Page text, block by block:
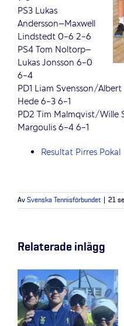
PS3 Lukas
Andersson–Maxwell
Lindstedt 0-6 2-6
PS4 Tom Noltorp–
Lukas Jonsson 6-0
6-4
PD1 Liam Svensson/
Hede 6-3 6-1
PD2 Tim Malmqvist/Wille
Margoulis 6-4 6-1
Resultat Pirres Pokal
Av Svenska Tennisförbundet 21
Relaterade inlägg